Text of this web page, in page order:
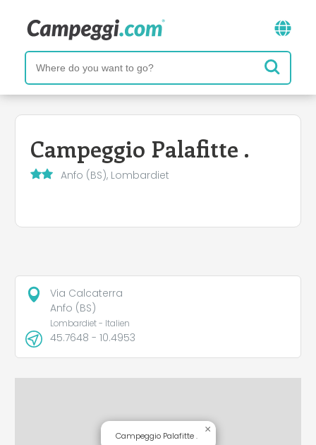
Campeggio Palafitte .
Anfo (BS), Lombardiet
Via Calcaterra
Anfo (BS)
Lombardiet - Italien
45.7648 - 10.4953
Campeggio Palafitte .
×